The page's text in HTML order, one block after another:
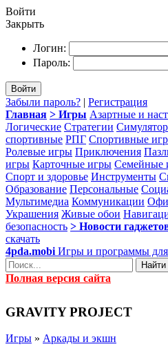
Войти
Закрыть
Логин:
Пароль:
Войти
Забыли пароль? | Регистрация
Главная > Игры Азартные и
Логические Стратегии
спортивные РПГ Спортивные
Ролевые игры Приключения
игры Карточные игры Семейные
Спорт и здоровье Инструменты
Образование Персональные
Мультимедиа Коммуникации
Украшения Живые обои
безопасность > Новости
скачать
4pda.mobi Игры и программы
Найти
Полная версия сайта
GRAVITY PROJECT
Игры » Аркады и экшн